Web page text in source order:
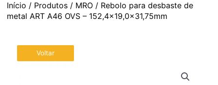
Início / Produtos/ MRO/ Rebolo para desbaste de
metal ART A46 OVS – 152,4×19,0x31,75mm
Voltar